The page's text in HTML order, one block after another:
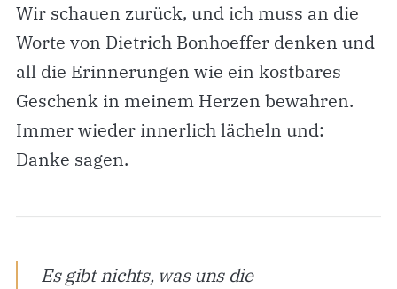
Wir schauen zurück, und ich muss an die
Worte von Dietrich Bonhoeffer denken und
all die Erinnerungen wie ein kostbares
Geschenk in meinem Herzen bewahren.
Immer wieder innerlich lächeln und:
Danke sagen.
Es gibt nichts, was uns die